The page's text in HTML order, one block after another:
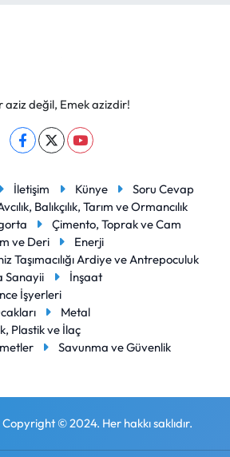
aziz değil, Emek azizdir!
İletişim Künye
Soru Cevap
Balıkçılık, Tarım ve Ormancılık
Çimento, Toprak ve Cam
ve Deri
Enerji
Taşımacılığı Ardiye ve Antrepoculuk
Sanayii
İnşaat
İşyerleri
Metal
Plastik ve İlaç
Savunma ve Güvenlik
Copyright © 2024. Her hakkı saklıdır.